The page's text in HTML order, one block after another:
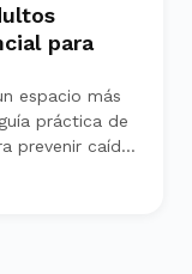
para
espacio más
práctica de
prevenir caídas